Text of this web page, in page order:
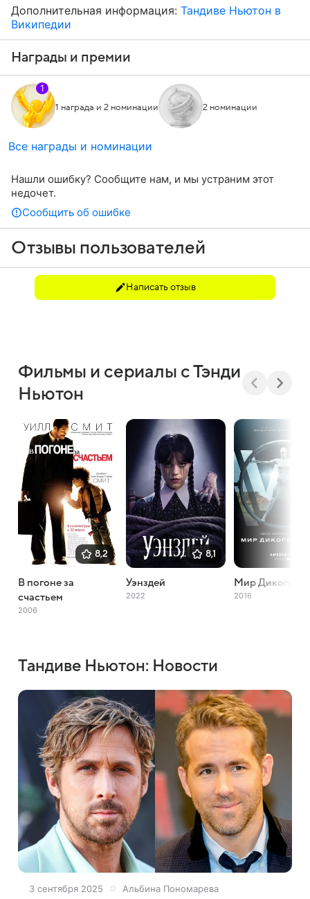
Награды и премии
1
1 награда и 2 номинации 2 номинации
Все награды и номинации
Дополнительная информация: Тандиве Ньютон в
Википедии
Нашли ошибку? Сообщите нам, и мы устраним этот
недочет.
Сообщить об ошибке
Отзывы пользователей
Написать отзыв
Фильмы и сериалы с Тэнди
Ньютон
8,2
В погоне за
счастьем
2006
8,1
Уэнздей
2022
Мир Дикого
2016
Тандиве Ньютон: Новости
3 сентября 2025 Альбина Пономарева